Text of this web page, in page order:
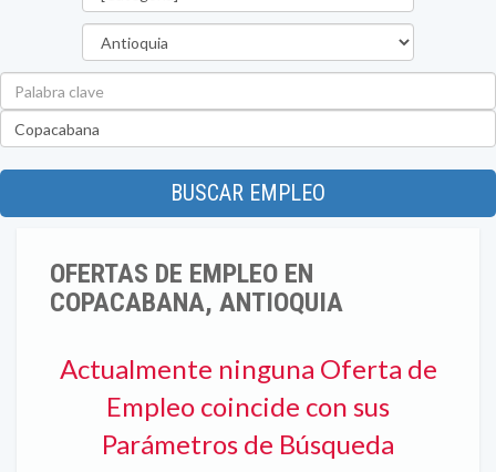
BUSCAR EMPLEO
OFERTAS DE EMPLEO EN
COPACABANA, ANTIOQUIA
Actualmente ninguna Oferta de
Empleo coincide con sus
Parámetros de Búsqueda